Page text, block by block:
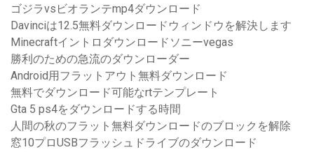
ゴジラvsビオランテmp4ダウンロード
Davinciは12.5無料ダウンロードウィンドウを解決します
Minecraftイントロダウンロードソニーvegas
勝利のための急流のダウンローダー
Android用フラットアウト無料ダウンロード
無料でダウンロード可能なrtテンプレート
Gta 5 ps4をダウンロードする時間
人間の秋のフラット無料ダウンロードのブロックを解除
窓10プロUSBフラッシュドライブのダウンロード